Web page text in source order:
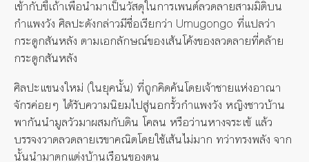
เข้ากับขี้เถ้าเพื่อนำมาเป็นวัสดุในการเพนต์ลวดลายสามมิติบน
กำแพงวัง ศิลปะดังกล่าวมีชื่อเรียกว่า Umugongo ที่แปลว่า
กระดูกสันหลัง ตามเอกลักษณ์ของเส้นโค้งของลวดลายที่คล้าย
กระดูกสันหลัง
ศิลปะแขนงใหม่ (ในยุคนั้น) ที่ถูกคิดค้นโดยเจ้าชายแห่งอาณา
จักรค่อยๆ ได้รับความนิยมไปสู่นอกรั้วกำแพงวัง หญิงชาวบ้าน
พากันนำมูลวัวมาผสมกับดิน โคลน หรือว่านหางจระเข้ แล้ว
บรรจงวาดลวดลายเรขาคณิตโดยใช้เส้นไม่มาก ทว่าทรงพลัง จาก
นั้นนำมาตกแต่งบ้านเรือนของตน